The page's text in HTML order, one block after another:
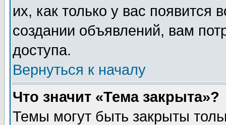
их, как только у вас появится
создании объявлений, вам
доступа.
Вернуться к началу
Что значит «Тема закрыта»?
Темы могут быть закрыты